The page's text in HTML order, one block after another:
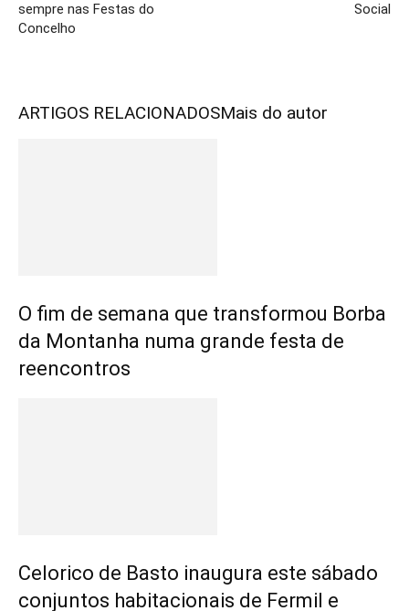
sempre nas Festas do
Concelho
Social
ARTIGOS RELACIONADOSMais do autor
O fim de semana que transformou Borba
da Montanha numa grande festa de
reencontros
Celorico de Basto inaugura este sábado
conjuntos habitacionais de Fermil e